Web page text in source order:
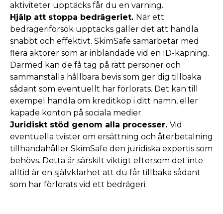
aktiviteter upptäcks får du en varning.
Hjälp att stoppa bedrägeriet. När ett
bedrägeriförsök upptäcks gäller det att handla
snabbt och effektivt. SkimSafe samarbetar med
flera aktörer som är inblandade vid en ID-kapning.
Därmed kan de få tag på rätt personer och
sammanställa hållbara bevis som ger dig tillbaka
sådant som eventuellt har förlorats. Det kan till
exempel handla om kreditköp i ditt namn, eller
kapade konton på sociala medier.
Juridiskt stöd genom alla processer. Vid
eventuella tvister om ersättning och återbetalning
tillhandahåller SkimSafe den juridiska expertis som
behövs. Detta är särskilt viktigt eftersom det inte
alltid är en självklarhet att du får tillbaka sådant
som har förlorats vid ett bedrägeri.